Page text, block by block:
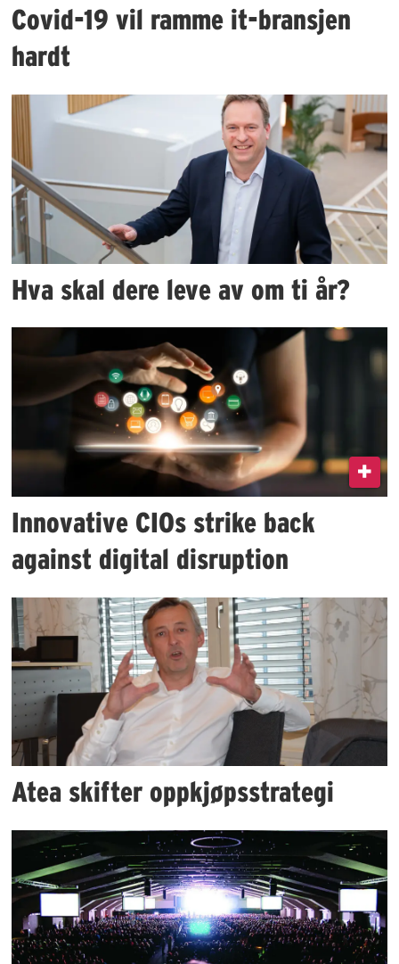
Covid-19 vil ramme it-bransjen
hardt
Hva skal dere leve av om ti år?
Innovative CIOs strike back
against digital disruption
Atea skifter oppkjøpsstrategi